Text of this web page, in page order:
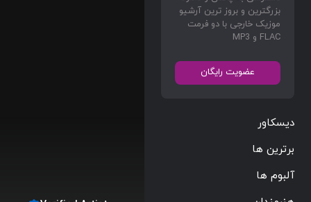
بزرگترین و بروز ترین آرشیو
موزیک خارجی با دو فرمت
FLAC و MP3
عضویت رایگان
دیسکاور
برترین ها
آلبوم ها